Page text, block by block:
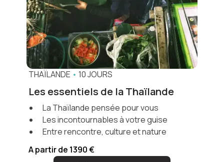
THAÏLANDE • 10 JOURS
Les essentiels de la Thaïlande
La Thaïlande pensée pour vous
Les incontournables à votre guise
Entre rencontre, culture et nature
A partir de 1390 €